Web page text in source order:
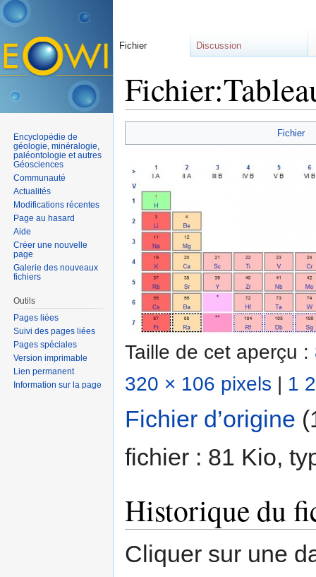
Fichier
Taille de cet aperçu :
320 × 106 pixels | 1
Fichier d’origine
fichier : 81 Kio,
Historique du
Cliquer sur une
Fichier Discussion
Encyclopédie de
géologie, minéralogie,
paléontologie et autres
Géosciences
Communauté
Actualités
Modifications récentes
Page au hasard
Aide
Créer une nouvelle
page
Galerie des nouveaux
fichiers
Outils
Pages liées
Suivi des pages liées
Pages spéciales
Version imprimable
Lien permanent
Information sur la page